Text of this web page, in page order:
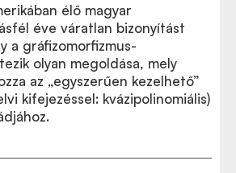
élő magyar
éve váratlan bizonyítást
a gráfizomorfizmus-
olyan megoldása, mely
az „egyszerűen kezelhető”
kifejezéssel: kvázipolinomiális)